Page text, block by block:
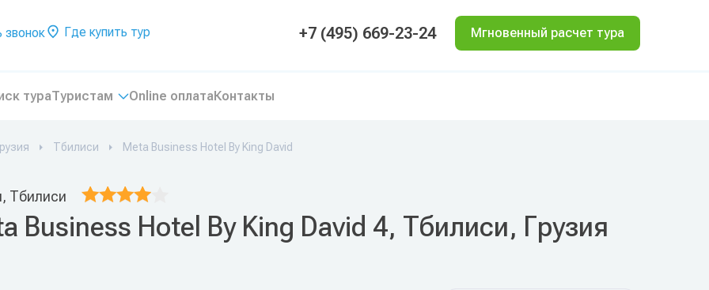
звонок Где купить тур +7 (495) 669-23-24 Мгновенный расчет тура
тураТуристам Online оплатаКонтакты
Тбилиси Meta Business Hotel By King David
Тбилиси
Business Hotel By King David 4, Тбилиси, Грузия